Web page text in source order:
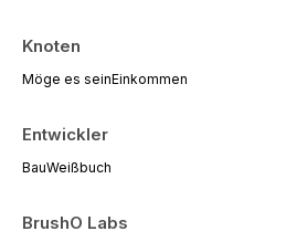
Knoten
Möge es seinEinkommen
Entwickler
BauWeißbuch
BrushO Labs